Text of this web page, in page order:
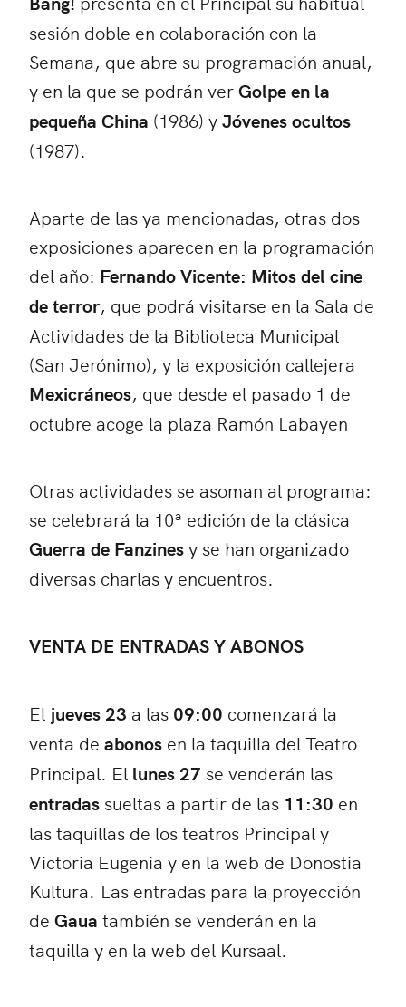
sesión doble en colaboración con la
Semana, que abre su programación anual,
y en la que se podrán verGolpe en la
pequeña China (1986) yJóvenes ocultos
(1987).
Aparte de las ya mencionadas, otras dos
exposiciones aparecen en la programación
del año: Fernando Vicente: Mitos del cine
de terror, que podrá visitarse en la Sala de
Actividades de la Biblioteca Municipal
(San Jerónimo), y la exposición callejera
Mexicráneos, que desde el pasado 1 de
octubre acoge la plaza Ramón Labayen
Otras actividades se asoman al programa:
se celebrará la 10ª edición de la clásica
Guerra de Fanzinesy se han organizado
diversas charlas y encuentros.
VENTA DE ENTRADAS Y ABONOS
El jueves 23 a las 09:00 comenzará la
venta de abonos en la taquilla del Teatro
Principal. El lunes 27 se venderán las
entradas sueltas a partir de las 11:30 en
las taquillas de los teatros Principal y
Victoria Eugenia y en la web de Donostia
Kultura. Las entradas para la proyección
de Gaua también se venderán en la
taquilla y en la web del Kursaal.